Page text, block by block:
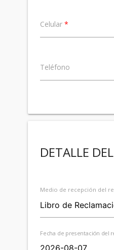
Celular*
Teléfono
DETALLE
Medio de recepción del
Fecha de presentación del